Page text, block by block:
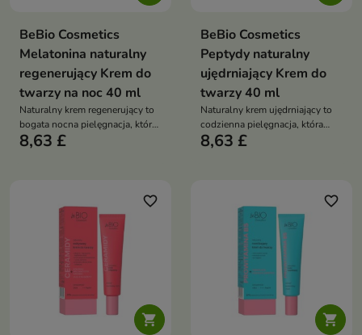
BeBio Cosmetics
Melatonina naturalny
regenerujący Krem do
twarzy na noc 40 ml
Naturalny krem regenerujący to
bogata nocna pielęgnacja, która
intensywnie odżywia skórę,
8,63 £
BeBio Cosmetics
Peptydy naturalny
ujędrniający Krem do
twarzy 40 ml
Naturalny krem ujędrniający to
codzienna pielęgnacja, która
wygładza zmarszczki, poprawia
8,63 £

favorite_border

favorite_border